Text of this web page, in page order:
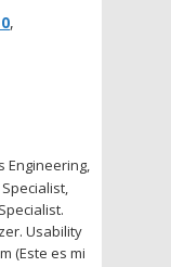
,
Engineering,
Usability
(Este es mi